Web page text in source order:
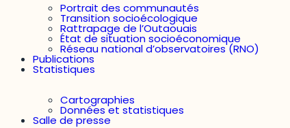
Portrait des communautés
Transition socioécologique
Rattrapage de l’Outaouais
État de situation socioéconomique
Réseau national d’observatoires (RNO)
Publications
Statistiques
Cartographies
Données et statistiques
Salle de presse